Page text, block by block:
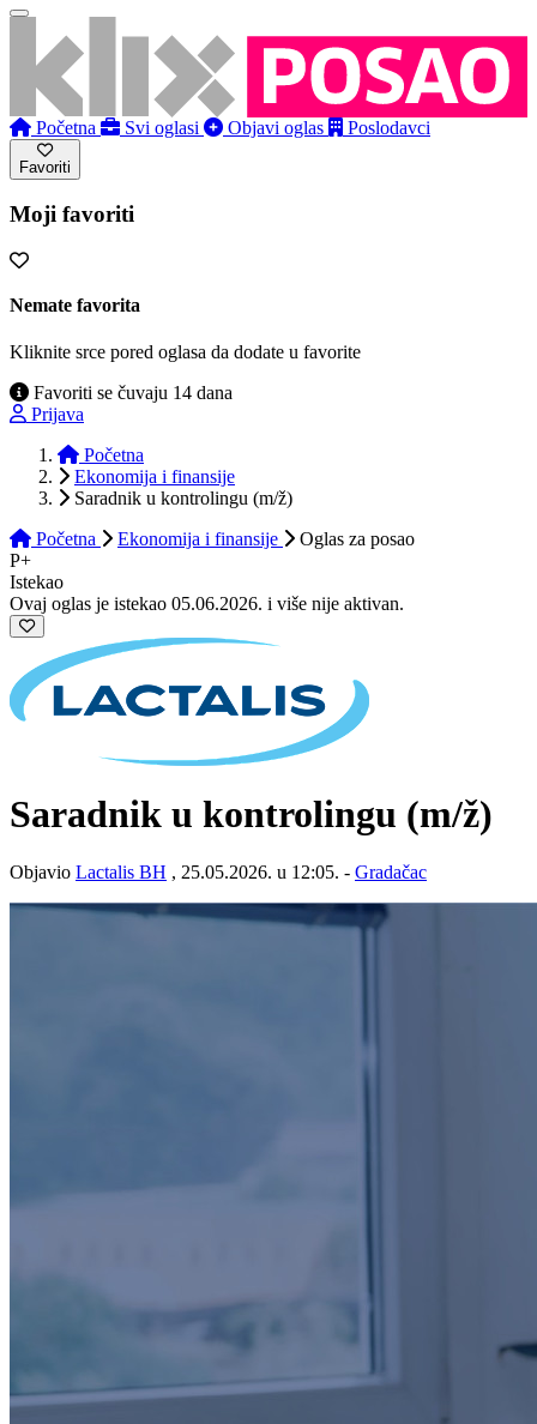
Početna Svi oglasi Objavi oglas Poslodavci
Favoriti
Moji favoriti
Nemate favorita
Kliknite srce pored oglasa da dodate u favorite
Favoriti se čuvaju 14 dana
Prijava
Početna
Ekonomija i finansije
Saradnik u kontrolingu (m/ž)
Početna
Ekonomija i finansije Oglas za posao
P+
Istekao
Ovaj oglas je istekao 05.06.2026. i više nije aktivan.
Saradnik u kontrolingu (m/ž)
Objavio Lactalis BH , 25.05.2026. u 12:05. - Gradačac